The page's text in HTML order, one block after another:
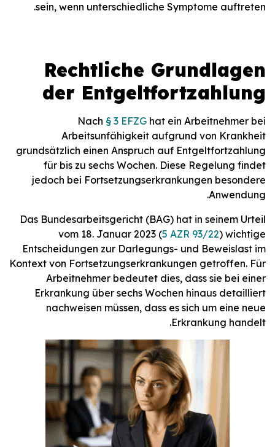
sein, wenn unterschiedliche Symptome auftreten.
Rechtliche Grundlagen
der Entgeltfortzahlung
Nach § 3 EFZG hat ein Arbeitnehmer bei
Arbeitsunfähigkeit aufgrund von Krankheit
grundsätzlich einen Anspruch auf Entgeltfortzahlung
für bis zu sechs Wochen. Diese Regelung findet
jedoch bei Fortsetzungserkrankungen besondere
Anwendung.
Das Bundesarbeitsgericht (BAG) hat in seinem Urteil
vom 18. Januar 2023 (5 AZR 93/22) wichtige
Entscheidungen zur Darlegungs- und Beweislast im
Kontext von Fortsetzungserkrankungen getroffen. Für
Arbeitnehmer bedeutet dies, dass sie bei einer
Erkrankung über sechs Wochen hinaus detailliert
nachweisen müssen, dass es sich um eine neue
Erkrankung handelt.